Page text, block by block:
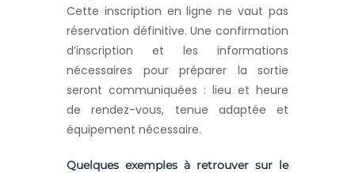
Cette inscription en ligne ne vaut pas
réservation définitive. Une confirmation
d’inscription et les informations
nécessaires pour préparer la sortie
seront communiquées : lieu et heure
de rendez-vous, tenue adaptée et
équipement nécessaire.
Quelques exemples à retrouver sur le